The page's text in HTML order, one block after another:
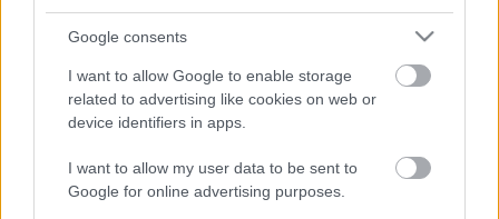
Google consents
I want to allow Google to enable storage
related to advertising like cookies on web or
device identifiers in apps.
I want to allow my user data to be sent to
Google for online advertising purposes.
Ajánlott bejegyzések:
Meghalt Böröndi Tamás